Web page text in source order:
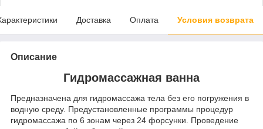
Доставка Оплата Условия возврата
Описание
Гидромассажная ванна
Предназначена для гидромассажа тела без его погружения в
водную среду. Предустановленные программы процедур
гидромассажа по 6 зонам через 24 форсунки. Проведение